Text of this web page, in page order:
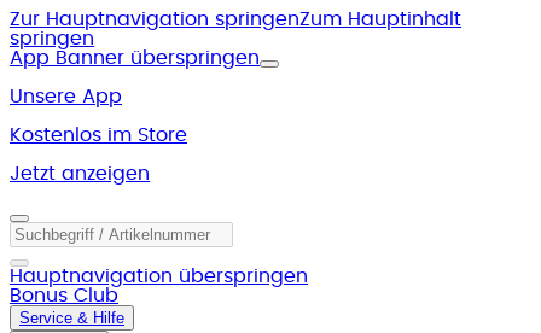
Zur Hauptnavigation springenZum Hauptinhalt
springen
App Banner überspringen
Unsere App
Kostenlos im Store
Jetzt anzeigen
Hauptnavigation überspringen
Bonus Club
Service & Hilfe